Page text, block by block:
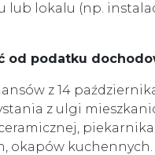
lokalu (np.
od podatku
z 14
z ulgi
ceramicznej,
okapów kuchennych.